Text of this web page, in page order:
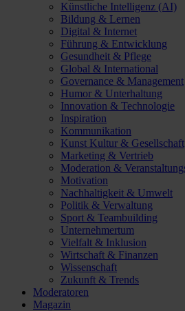
Künstliche Intelligenz (AI)
Bildung & Lernen
Digital & Internet
Führung & Entwicklung
Gesundheit & Pflege
Global & International
Governance & Management
Humor & Unterhaltung
Innovation & Technologie
Inspiration
Kommunikation
Kunst Kultur & Gesellschaft
Marketing & Vertrieb
Moderation &
Motivation
Nachhaltigkeit & Umwelt
Politik & Verwaltung
Sport & Teambuilding
Unternehmertum
Vielfalt & Inklusion
Wirtschaft & Finanzen
Wissenschaft
Zukunft & Trends
Moderatoren
Magazin